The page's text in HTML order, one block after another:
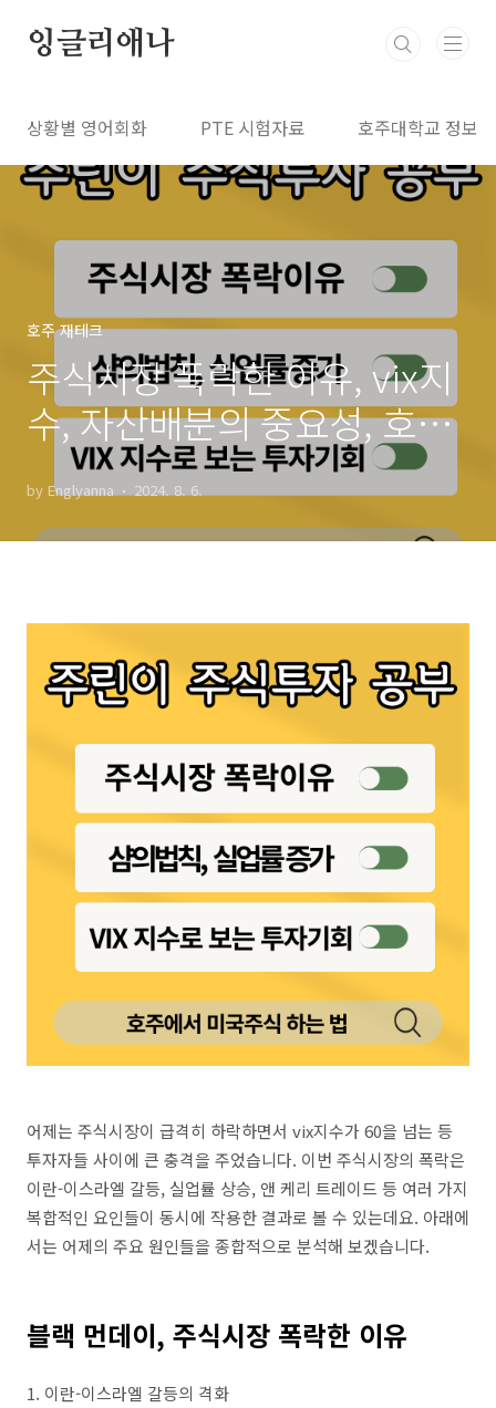
잉글리애나
상황별 영어회화 PTE 시험자료 호주대학교 정보
호주 재테크
주식시장 폭락한 이유, vix지
수, 자산배분의 중요성, 호주
에서 미국주식 투자 앱
by Englyanna 2024. 8. 6.
어제는 주식시장이 급격히 하락하면서 vix지수가 60을 넘는 등
투자자들 사이에 큰 충격을 주었습니다. 이번 주식시장의 폭락은
이란-이스라엘 갈등, 실업률 상승, 앤 케리 트레이드 등 여러 가지
복합적인 요인들이 동시에 작용한 결과로 볼 수 있는데요. 아래에
서는 어제의 주요 원인들을 종합적으로 분석해 보겠습니다.
블랙 먼데이, 주식시장 폭락한 이유
1. 이란-이스라엘 갈등의 격화